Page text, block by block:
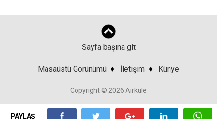
PAYLAŞ
Sayfa başına git
Masaüstü Görünümü ♦ İletişim ♦ Künye
Copyright © 2026 Airkule